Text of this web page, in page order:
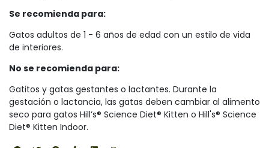
Se recomienda para:
Gatos adultos de 1 - 6 años de edad con un estilo de vida
de interiores.
No se recomienda para:
Gatitos y gatas gestantes o lactantes. Durante la
gestación o lactancia, las gatas deben cambiar al alimento
seco para gatos Hill’s® Science Diet® Kitten o Hill's® Science
Diet® Kitten Indoor.